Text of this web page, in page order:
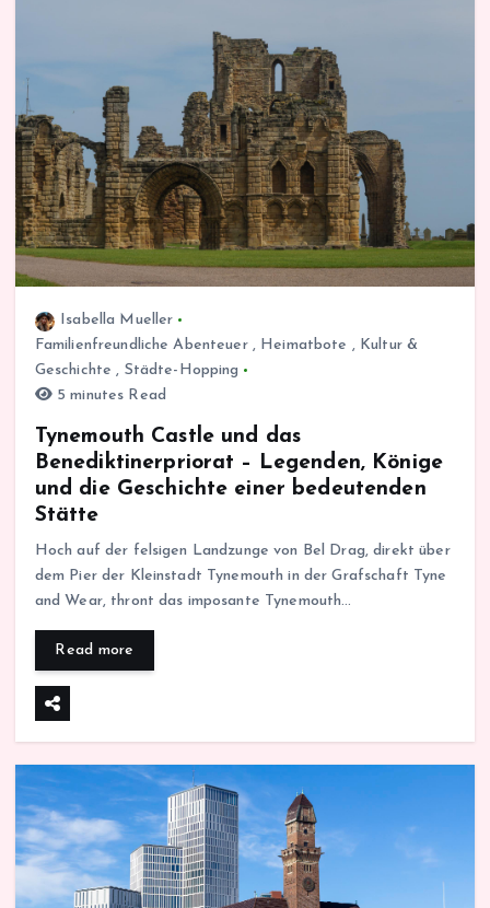
Isabella Mueller
Familienfreundliche Abenteuer, Heimatbote , Kultur &
Geschichte , Städte-Hopping
5 minutes Read
Tynemouth Castle und das
Benediktinerpriorat – Legenden, Könige
und die Geschichte einer bedeutenden
Stätte
Hoch auf der felsigen Landzunge von Bel Drag, direkt über
dem Pier der Kleinstadt Tynemouth in der Grafschaft Tyne
and Wear, thront das imposante Tynemouth…
Read more